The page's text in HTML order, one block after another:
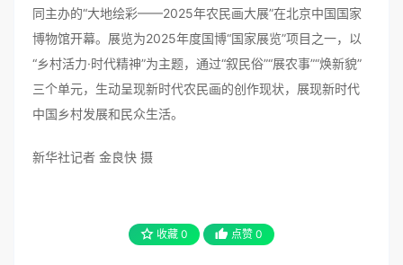
同主办的“大地绘彩——2025年农民画大展”在北京中国国家
博物馆开幕。展览为2025年度国博“国家展览”项目之一，以
“乡村活力·时代精神”为主题，通过“叙民俗”“展农事”“焕新貌”
三个单元，生动呈现新时代农民画的创作现状，展现新时代
中国乡村发展和民众生活。
新华社记者 金良快 摄
收藏 0 点赞 0